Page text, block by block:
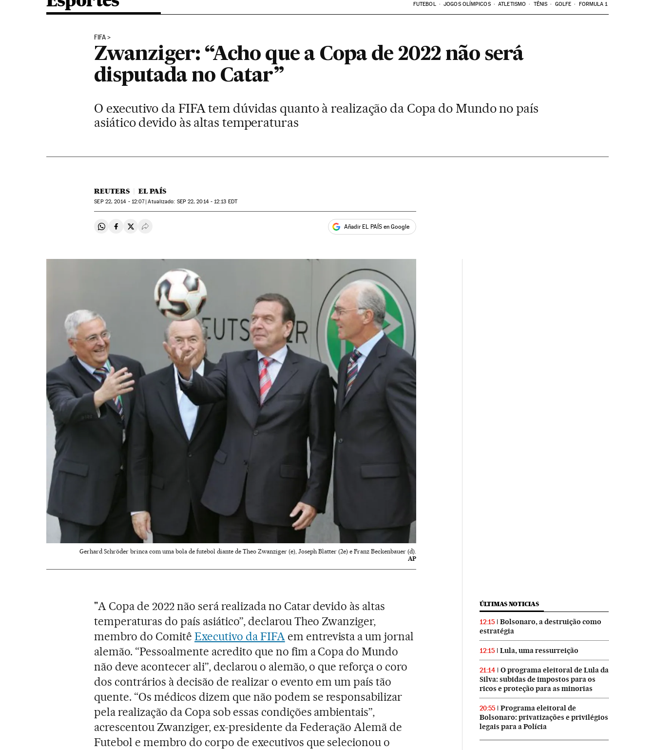
FUTEBOL JOGOS OLÍMPICOS ATLETISMO TÊNIS GOLFE FORMULA 1
FIFA
Zwanziger: “Acho que a Copa de 2022 não será
disputada no Catar”
O executivo da FIFA tem dúvidas quanto à realização da Copa do Mundo no país
asiático devido às altas temperaturas
REUTERS EL PAÍS
SEP22, 2014 - 12:07 atualizado: SEP22, 2014 - 12:13 EDT
Compartir en Whatsapp
Compartir en Facebook
Compartir en Twitter
Desplegar Redes Sociales Añadir EL PAÍS en Google
Gerhard Schröder brinca com uma bola de futebol diante de Theo Zwanziger (e), Joseph Blatter (2e) e Franz Beckenbauer (d).
AP
"A Copa de 2022 não será realizada no Catar devido às altas
temperaturas do país asiático”, declarou Theo Zwanziger,
membro do ComitêExecutivo da FIFAem entrevista a um jornal
alemão. “Pessoalmente acredito que no fim a Copa do Mundo
não deve acontecer ali”, declarou o alemão, o que reforça o coro
dos contrários à decisão de realizar o evento em um país tão
quente. “Os médicos dizem que não podem se responsabilizar
pela realização da Copa sob essas condições ambientais”,
acrescentou Zwanziger, ex-presidente da Federação Alemã de
Futebol e membro do corpo de executivos que selecionou o
ÚLTIMAS NOTICIAS
12:15
Bolsonaro, a destruição como
estratégia
12:15 Lula, uma ressurreição
21:14
O programa eleitoral de Lula da
Silva: subidas de impostos para os
ricos e proteção para as minorias
20:55
Programa eleitoral de
Bolsonaro: privatizações e privilégios
legais para a Polícia